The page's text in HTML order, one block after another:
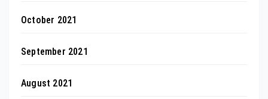
October 2021
September 2021
August 2021